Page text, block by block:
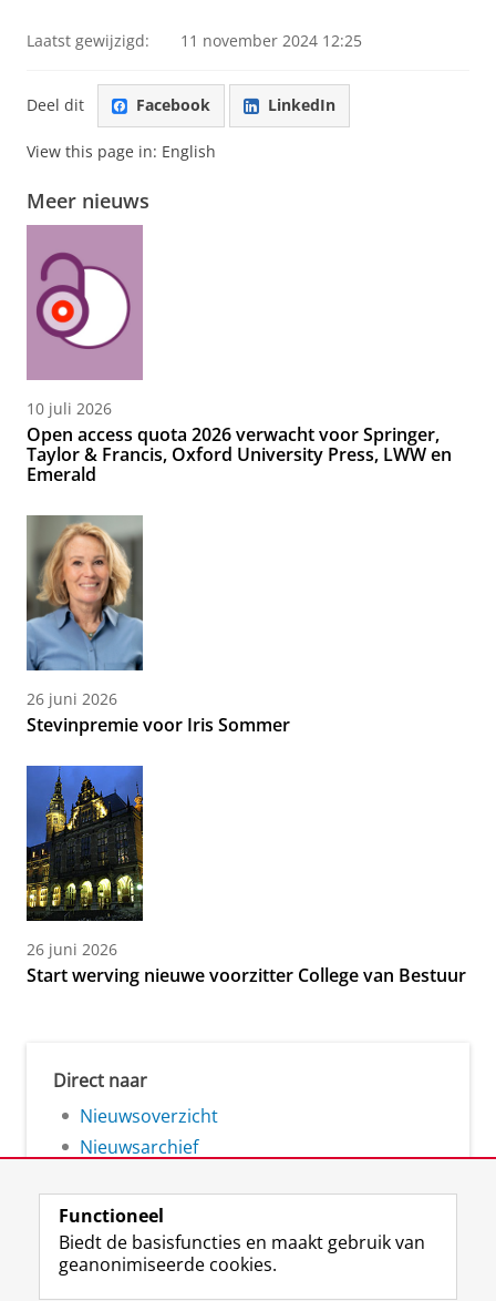
Laatst gewijzigd: 11 november 2024 12:25
Deel dit Facebook LinkedIn
View this page in: English
Meer nieuws
10 juli 2026
Open access quota 2026 verwacht voor Springer,
Taylor & Francis, Oxford University Press, LWW en
Emerald
26 juni 2026
Stevinpremie voor Iris Sommer
26 juni 2026
Start werving nieuwe voorzitter College van Bestuur
Direct naar
Nieuwsoverzicht
Nieuwsarchief
Functioneel
Biedt de basisfuncties en maakt gebruik van
geanonimiseerde cookies.